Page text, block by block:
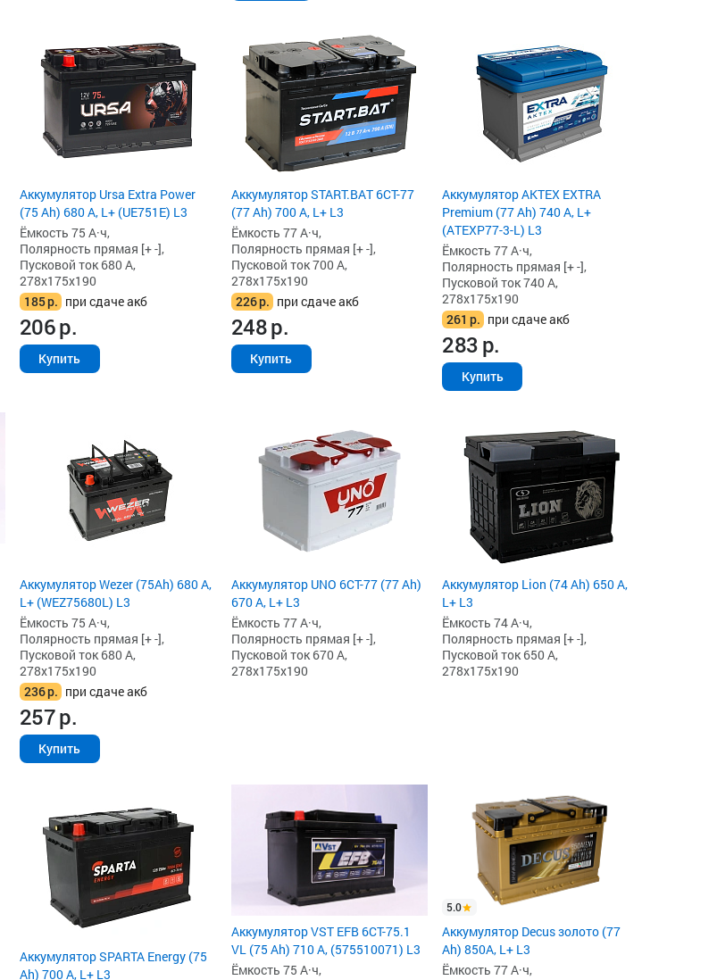
Аккумулятор Ursa Extra Power
(75 Ah) 680 А, L+ (UE751E) L3
Ёмкость 75 А·ч,
Полярность прямая [+ -],
Пусковой ток 680 А,
278x175x190
185р. при сдаче акб
206р.
Купить
Аккумулятор START.BAT 6СТ-77
(77 Ah) 700 А, L+ L3
Ёмкость 77 А·ч,
Полярность прямая [+ -],
Пусковой ток 700 А,
278x175x190
226р. при сдаче акб
248р.
Купить
Аккумулятор AKTEX EXTRA
Premium (77 Ah) 740 А, L+
(ATEXP77-3-L) L3
Ёмкость 77 А·ч,
Полярность прямая [+ -],
Пусковой ток 740 А,
278x175x190
261 р. при сдаче акб
283р.
Купить
Аккумулятор Wezer (75Ah) 680 А,
L+ (WEZ75680L) L3
Ёмкость 75 А·ч,
Полярность прямая [+ -],
Пусковой ток 680 А,
278x175x190
236р. при сдаче акб
257р.
Купить
Аккумулятор UNO 6СТ-77 (77 Ah)
670 А, L+ L3
Ёмкость 77 А·ч,
Полярность прямая [+ -],
Пусковой ток 670 А,
278x175x190
Аккумулятор Lion (74 Ah) 650 А,
L+ L3
Ёмкость 74 А·ч,
Полярность прямая [+ -],
Пусковой ток 650 А,
278x175x190
Аккумулятор SPARTA Energy (75
Ah) 700 А, L+ L3
Аккумулятор VST EFB 6СТ-75.1
VL (75 Ah) 710 А, (575510071) L3
Ёмкость 75 А·ч,
5.0
Аккумулятор Decus золото (77
Ah) 850A, L+ L3
Ёмкость 77 А·ч,